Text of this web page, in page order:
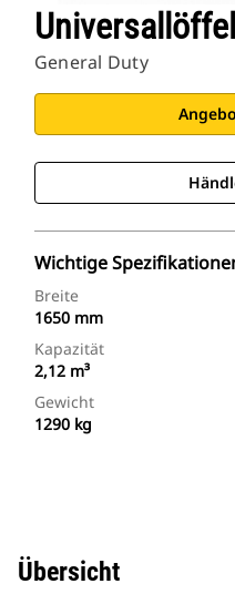
General Duty
Wichtige
Breite
1650 mm
Kapazität
2,12 m³
Gewicht
1290 kg
Übersicht